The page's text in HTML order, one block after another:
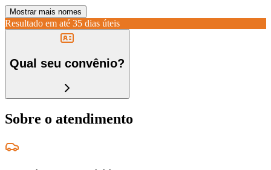
Mostrar mais nomes
Resultado em até 35 dias úteis
Qual seu convênio?
Sobre o atendimento